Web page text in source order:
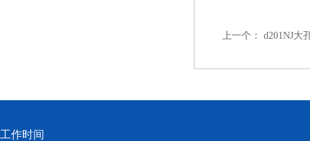
上一个： d201NJ大
工作时间